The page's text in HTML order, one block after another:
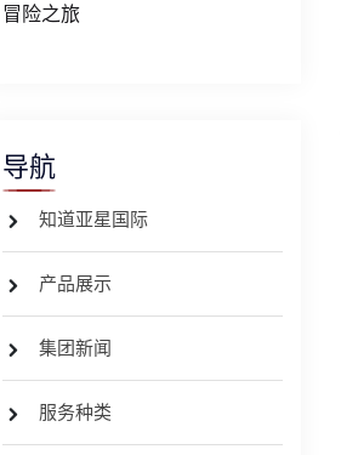
冒险之旅
导航
知道亚星国际
产品展示
集团新闻
服务种类